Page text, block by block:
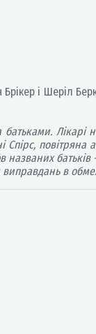
і Шеріл
Спірс,
названих
в